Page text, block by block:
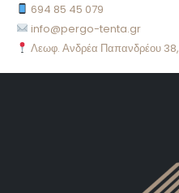
694 85 45 079
info@pergo-tenta.gr
Λεωφ. Ανδρέα Παπανδρέου 38,